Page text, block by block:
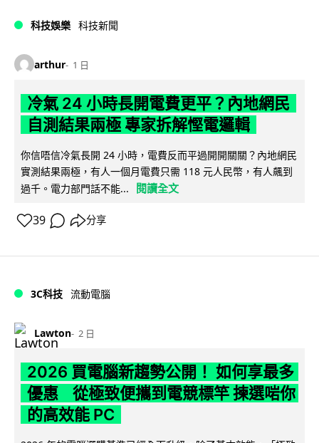
科技娛樂 科技新聞
arthur 1 日
冷氣 24 小時長開電費更平？內地網民
自測結果兩極 專家拆解慳電邏輯
你信唔信冷氣長開 24 小時，電費反而平過開開關關？內地網民
實測結果兩極，有人一個月電費只需 118 元人民幣，有人飆到
過千。電力部門話不能...
閱讀全文
39 分享
3C科技 流動電腦
Lawton 2 日
2026 買電腦新趨勢公開！ 如何享最多
優惠 從極致便攜到電競標竿 揀選啱你
的高效能 PC